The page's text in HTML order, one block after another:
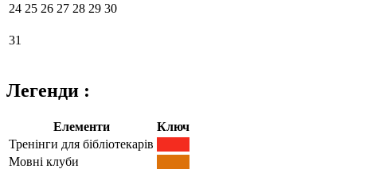
24 25 26 27 28 29 30
31
Легенди :
Елементи
Ключ
Тренінги для бібліотекарів
Мовні клуби